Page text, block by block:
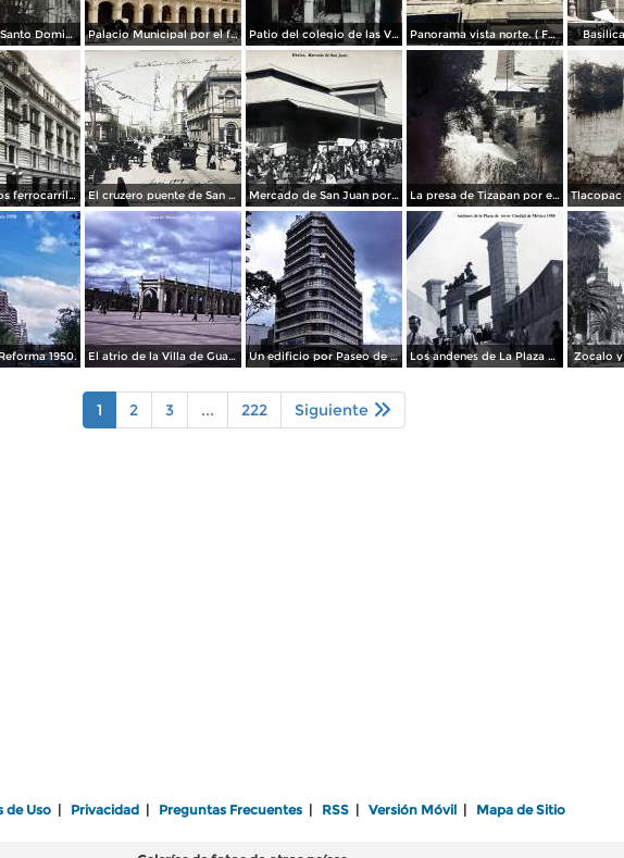
La Iglesia de Santo Domingo. Palacio Municipal por el fotografo Hugo Brehme.. Patio del colegio de las Vizcainas por el fotografo Hugo Brehme. Panorama vista norte. ( Fechada el 20 de Junio de 1905 ).
Edicicio de los ferrocarriles. El cruzero puente de San Francisco y Guardiola por el fotografo Felix Miret. Mercado de San Juan por el fotografo Felix Miret La presa de Tizapan por el fotografo Fernando Kososky. ( Circulada el 22 de Diembre de 1910 ).
1950. El atrio de la Villa de Guadalupe 1950. Un edificio por Paseo de La Reforma 1950 Los andenes de La Plaza de toros Ciudad de México 1950 Zocalo y
1 2 3 ... 222 Siguiente
de Uso Privacidad Preguntas Frecuentes RSS Versión Móvil Mapa de Sitio